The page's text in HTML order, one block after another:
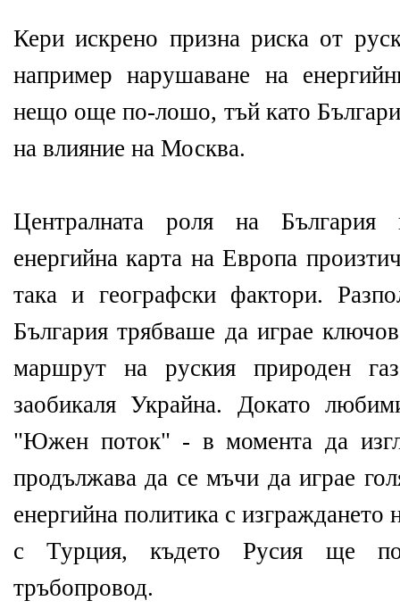
Кери искрено призна риска от
например нарушаване на
нещо още по-лошо, тъй като
на влияние на Москва.
Централната роля на
енергийна карта на Европа
така и географски фактори.
България трябваше да играе
маршрут на руския природен
заобикаля Украйна. Докато
"Южен поток" - в момента да
продължава да се мъчи да играе
енергийна политика с изграждането
с Турция, където Русия ще
тръбопровод.